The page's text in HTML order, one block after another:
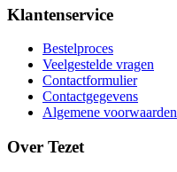
Klantenservice
Bestelproces
Veelgestelde vragen
Contactformulier
Contactgegevens
Algemene voorwaarden
Over Tezet